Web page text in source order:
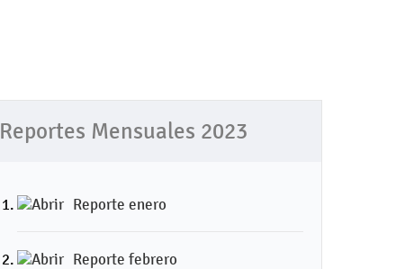
Reportes Mensuales 2023
Reporte enero
Reporte febrero